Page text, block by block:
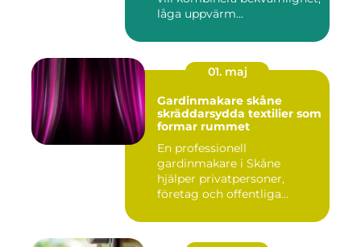
låga uppvärm...
01. maj
Gardinmakare skåne
skräddarsydda textilier som
formar rummet
En professionell
gardinmakare i Skåne
hjälper privatpersoner,
företag och offentliga